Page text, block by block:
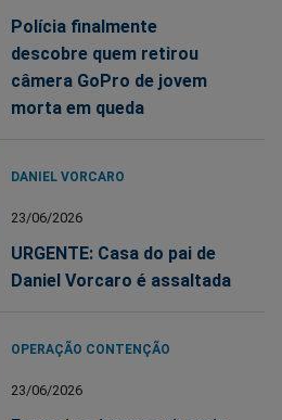
Polícia finalmente
descobre quem retirou
câmera GoPro de jovem
morta em queda
DANIEL VORCARO
23/06/2026
URGENTE: Casa do pai de
Daniel Vorcaro é assaltada
OPERAÇÃO CONTENÇÃO
23/06/2026